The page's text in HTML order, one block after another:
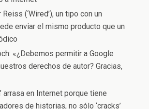
(‘Wired’), un tipo con un
enviar el mismo producto que un
«¿Debemos permitir a Google
derechos de autor? Gracias,
arrasa en Internet porque tiene
de historias, no sólo ‘cracks’